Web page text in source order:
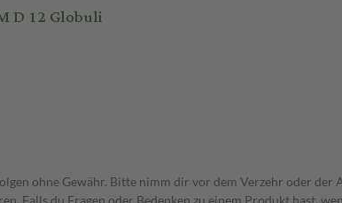
D 12 Globuli
ohne Gewähr. Bitte nimm dir vor dem Verzehr oder
Falls du Fragen oder Bedenken zu einem Produkt hast,